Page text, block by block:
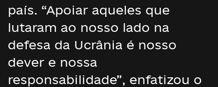
país. “Apoiar aqueles que
lutaram ao nosso lado na
defesa da Ucrânia é nosso
dever e nossa
responsabilidade”, enfatizou o